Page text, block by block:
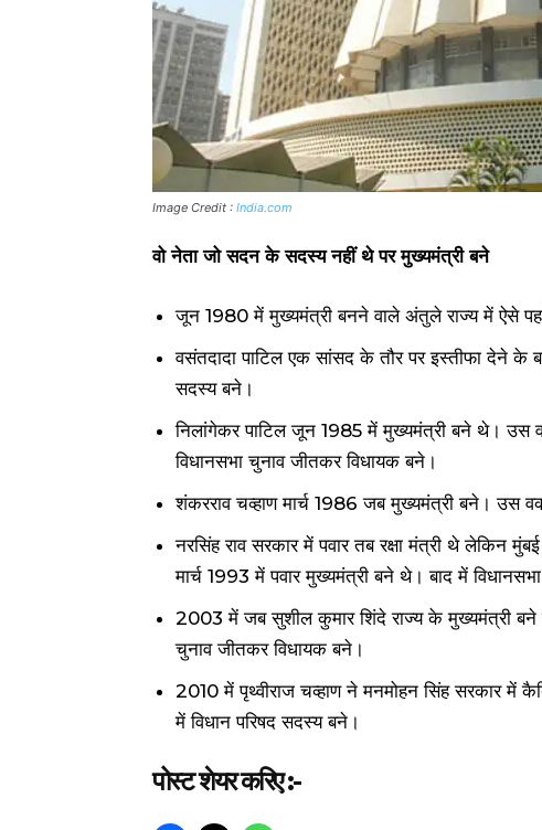
Image Credit : India.com
वो नेता जो सदन के सदस्य नहीं थे पर मुख्यमंत्री बने
जून 1980 में मुख्यमंत्री बनने वाले अंतुले राज्य में ऐसे
वसंतदादा पाटिल एक सांसद के तौर पर इस्तीफा देने के
सदस्य बने।
निलांगेकर पाटिल जून 1985 में मुख्यमंत्री बने थे। उस
विधानसभा चुनाव जीतकर विधायक बने।
शंकरराव चव्हाण मार्च 1986 जब मुख्यमंत्री बने। उस
नरसिंह राव सरकार में पवार तब रक्षा मंत्री थे लेकिन
मार्च 1993 में पवार मुख्यमंत्री बने थे। बाद में
2003 में जब सुशील कुमार शिंदे राज्य के मुख्यमंत्री बने
चुनाव जीतकर विधायक बने।
2010 में पृथ्वीराज चव्हाण ने मनमोहन सिंह सरकार में
में विधान परिषद सदस्य बने।
पोस्ट शेयर करिए :-